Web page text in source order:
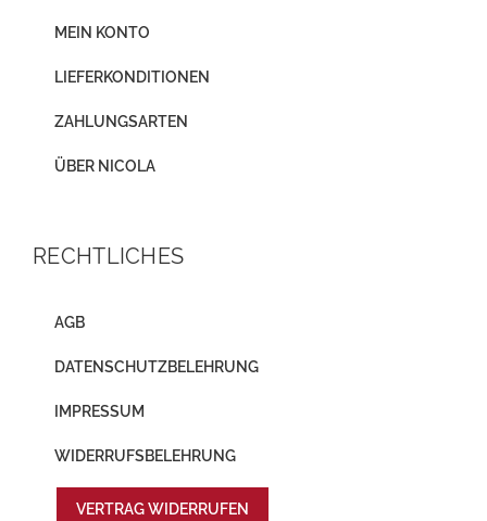
MEIN KONTO
LIEFERKONDITIONEN
ZAHLUNGSARTEN
ÜBER NICOLA
RECHTLICHES
AGB
DATENSCHUTZBELEHRUNG
IMPRESSUM
WIDERRUFSBELEHRUNG
VERTRAG WIDERRUFEN